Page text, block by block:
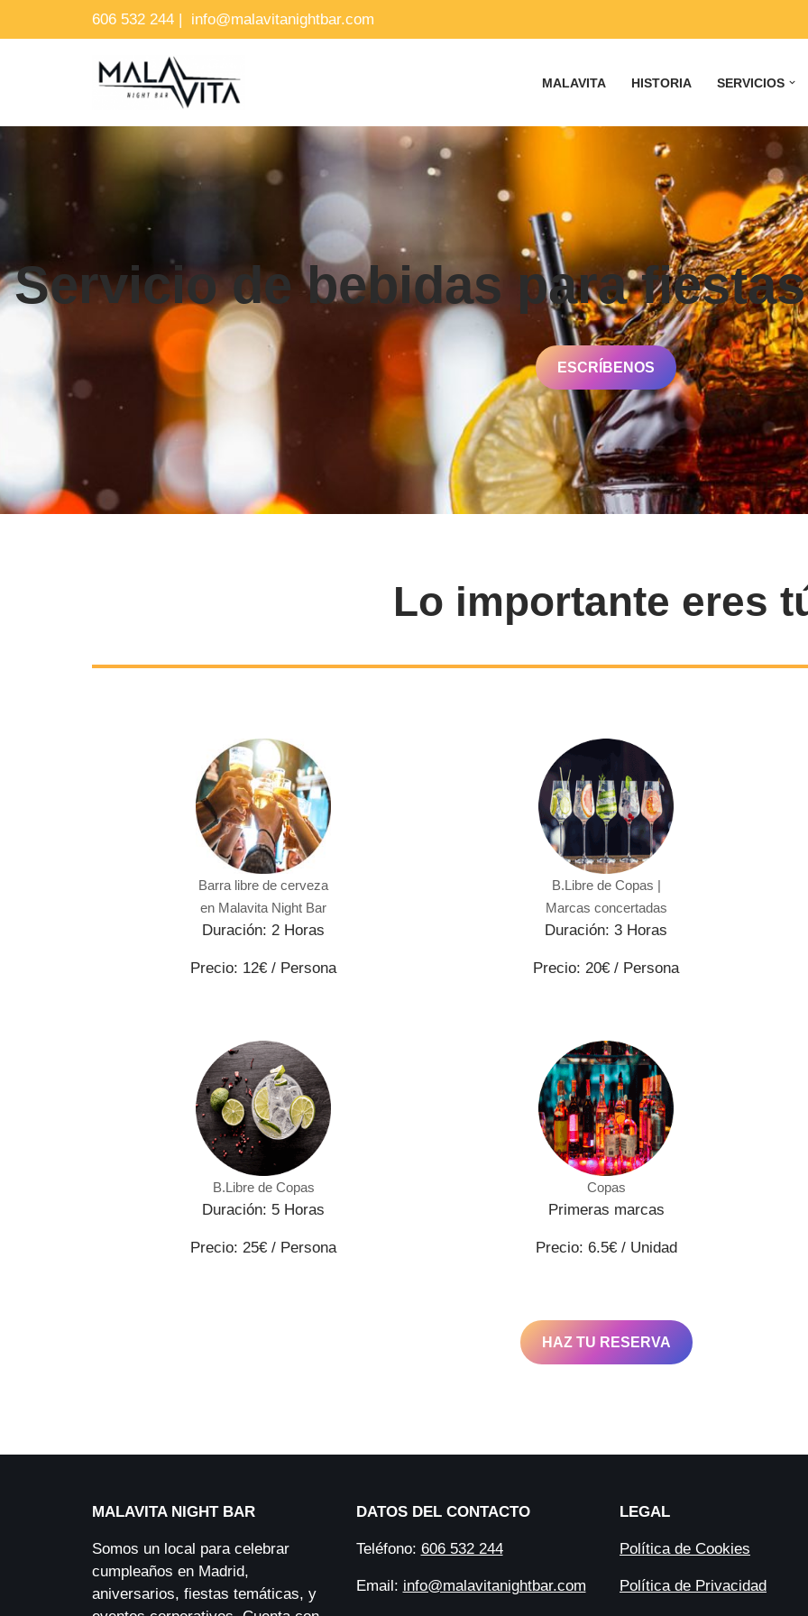
606 532 244 | info@malavitanightbar.com
MALAVITA HISTORIA SERVICIOS
Servicio de bebidas para
ESCRÍBENOS
Lo importante eres
Barra libre de cerveza
en Malavita Night Bar
Duración: 2 Horas
Precio: 12€ / Persona
B.Libre de Copas |
Marcas concertadas
Duración: 3 Horas
Precio: 20€ / Persona
B.Libre de Copas
Duración: 5 Horas
Precio: 25€ / Persona
Copas
Primeras marcas
Precio: 6.5€ / Unidad
HAZ TU RESERVA
MALAVITA NIGHT BAR
Somos un local para celebrar
cumpleaños en Madrid,
aniversarios, fiestas temáticas, y
DATOS DEL CONTACTO
Teléfono: 606 532 244
Email: info@malavitanightbar.com
LEGAL
Política de Cookies
Política de Privacidad